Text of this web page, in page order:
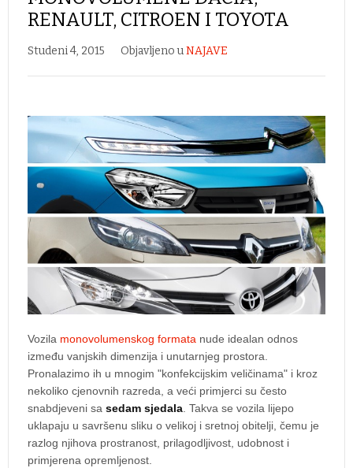
RENAULT, CITROEN I TOYOTA
Studeni 4, 2015 Objavljeno uNAJAVE
Vozila monovolumenskog formata nude idealan odnos
između vanjskih dimenzija i unutarnjeg prostora.
Pronalazimo ih u mnogim "konfekcijskim veličinama" i kroz
nekoliko cjenovnih razreda, a veći primjerci su često
snabdjeveni sa sedam sjedala. Takva se vozila lijepo
uklapaju u savršenu sliku o velikoj i sretnoj obitelji, čemu je
razlog njihova prostranost, prilagodljivost, udobnost i
primjerena opremljenost.